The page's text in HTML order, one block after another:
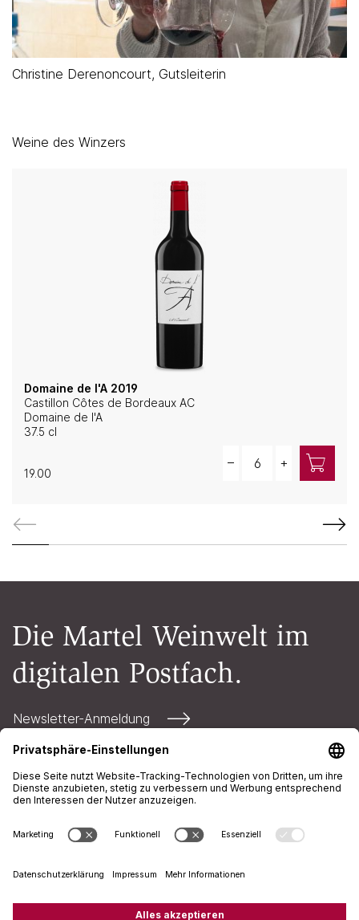
Christine Derenoncourt, Gutsleiterin
Weine des Winzers
Domaine de l'A 2019
Castillon Côtes de Bordeaux AC
Domaine de l'A
37.5 cl
19.00
– +
Die Martel Weinwelt im
digitalen Postfach.
Newsletter-Anmeldung
Kontakt
AGB
Datenschutz